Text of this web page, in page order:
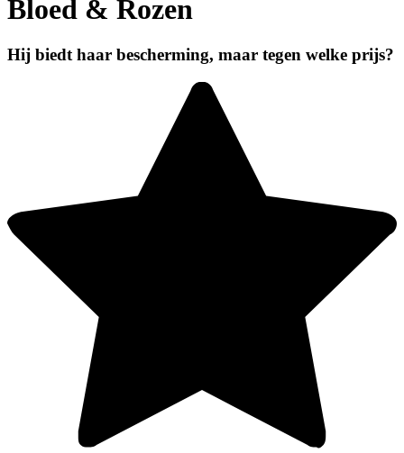
Bloed & Rozen
Hij biedt haar bescherming, maar tegen welke prijs?